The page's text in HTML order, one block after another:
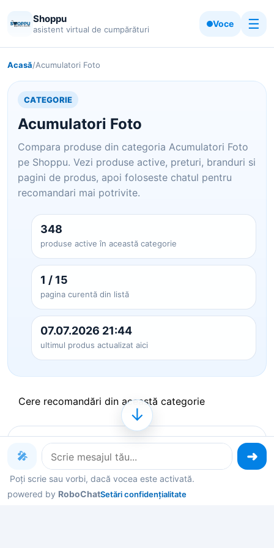
Shoppu
asistent virtual de cumpărături
Voce ☰
Acasă/Acumulatori Foto
CATEGORIE
Acumulatori Foto
Compara produse din categoria Acumulatori Foto
pe Shoppu. Vezi produse active, preturi, branduri si
pagini de produs, apoi foloseste chatul pentru
recomandari mai potrivite.
348
produse active în această categorie
1 / 15
pagina curentă din listă
07.07.2026 21:44
ultimul produs actualizat aici
Cere recomandări din această categorie
Produse pe care le poți explora
acum
Deschide un produs ca să vezi detalii, sau spune-
🎤
Poți scrie sau vorbi, dacă vocea este activată.
powered by RoboChatSetări confidențialitate
↓